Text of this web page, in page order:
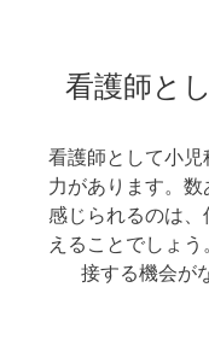
看護師と
看護師として小
力があります。
感じられるのは
えることでしょ
接する機会が